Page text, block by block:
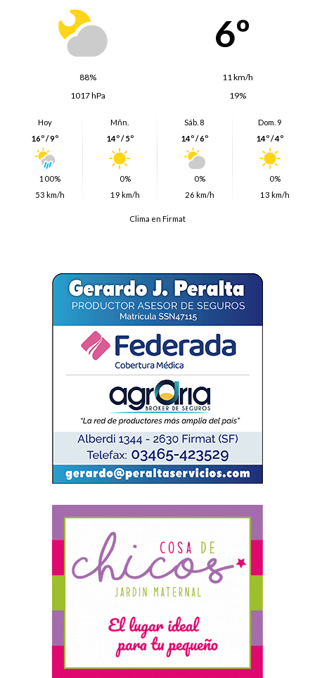
6º
88%
11 km/h
1017 hPa
19%
Hoy
16º / 9º
100%
53 km/h
Mñn.
14º / 5º
0%
19 km/h
Sáb. 8
14º / 6º
0%
26 km/h
Dom. 9
14º / 4º
0%
13 km/h
Clima en Firmat